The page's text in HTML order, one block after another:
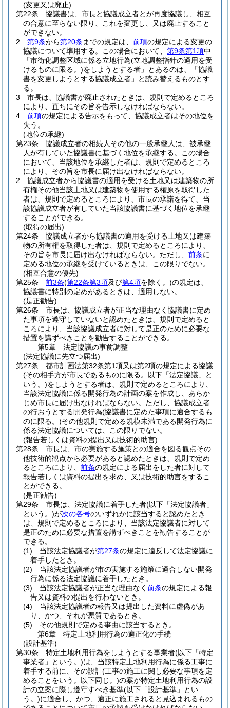
(変更又は廃止)
第22条
協議書は、市長と協議成立者とが再度協議し、相互
の合意に至らない限り、これを変更し、又は廃止すること
ができない。
2
第9条から第20条 までの規定は、 前項の規定による変更の
協議について準用する。
この場合において、 第9条第1項中
「市街化調整区域に係る立地行為(立地調整指針の適用を受
けるものに限る。)をしようとする者」とあるのは、「協議
書を変更しようとする協議成立者」と読み替えるものとす
る。
3
市長は、協議書が廃止されたときは、規則で定めるところ
により、直ちにその旨を告示しなければならない。
4
前項の規定による告示をもって、協議成立者はその地位を
失う。
(地位の承継)
第23条
協議成立者の相続人その他の一般承継人は、被承継
人が有していた協議書に基づく地位を承継する。
この場合
において、当該地位を承継した者は、規則で定めるところ
により、その旨を市長に届け出なければならない。
2
協議成立者から協議書の適用を受ける土地又は建築物の所
有権その他当該土地又は建築物を使用する権原を取得した
者は、規則で定めるところにより、市長の承諾を得て、当
該協議成立者が有していた当該協議書に基づく地位を承継
することができる。
(取得の届出)
第24条
協議成立者から協議書の適用を受ける土地又は建築
物の所有権を取得した者は、規則で定めるところにより、
その旨を市長に届け出なければならない。 ただし、 前条に
定める地位の承継を受けているときは、この限りでない。
(相互合意の優先)
第25条
前3条(第22条第3項及び第4項を除く。)の規定は、
協議書に特別の定めがあるときは、適用しない。
(是正勧告)
第26条
市長は、協議成立者が正当な理由なく協議書に定め
た事項を遵守していないと認めたときは、規則で定めると
ころにより、当該協議成立者に対して是正のために必要な
措置を講ずべきことを勧告することができる。
第5章
法定協議の事前調整
(法定協議に先立つ届出)
第27条
都市計画法第32条第1項又は第2項の規定による協議
(その相手方が市長であるものに限る。以下「法定協議」と
いう。)をしようとする者は、規則で定めるところにより、
当該法定協議に係る開発行為の計画の案を作成し、あらか
じめ市長に届け出なければならない。 ただし、協議成立者
の行おうとする開発行為(協議書に定めた事項に適合するも
のに限る。)その他規則で定める規模未満である開発行為に
係る法定協議については、この限りでない。
(報告若しくは資料の提出又は技術的助言)
第28条
市長は、市の実施する施策との適合を図る観点その
他技術的観点から必要があると認めたときは、規則で定め
るところにより、 前条の規定による届出をした者に対して
報告若しくは資料の提出を求め、又は技術的助言をするこ
とができる。
(是正勧告)
第29条
市長は、法定協議に着手した者(以下「法定協議者」
という。)が次の各号のいずれかに該当すると認めたとき
は、規則で定めるところにより、当該法定協議者に対して
是正のために必要な措置を講ずべきことを勧告することが
できる。
(1)
当該法定協議者が第27条の規定に違反して法定協議に
着手したとき。
(2)
当該法定協議者が市の実施する施策に適合しない開発
行為に係る法定協議に着手したとき。
(3)
当該法定協議者が正当な理由なく 前条の規定による報
告又は資料の提出を行わないとき。
(4)
当該法定協議者の報告又は提出した資料に虚偽があ
り、かつ、それが悪質であるとき。
(5)
その他規則で定める事由に該当するとき。
第6章
特定土地利用行為の適正化の手続
(設計基準)
第30条
特定土地利用行為をしようとする事業者(以下「特定
事業者」という。)は、当該特定土地利用行為に係る工事に
着手する前に、その設計(工事の施工に関し必要な事項を定
めることをいう。以下同じ。)の案が特定土地利用行為の設
計の立案に際し遵守すべき基準(以下「設計基準」とい
う。)に適合し、かつ、適正に施工されると見込まれるもの